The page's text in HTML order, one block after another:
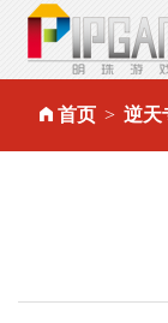
首页 逆天